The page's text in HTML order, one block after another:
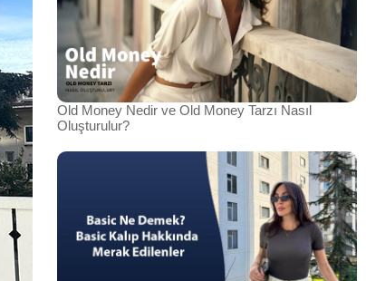
Old Money Nedir ve Old Money Tarzı Nasıl
Oluşturulur?